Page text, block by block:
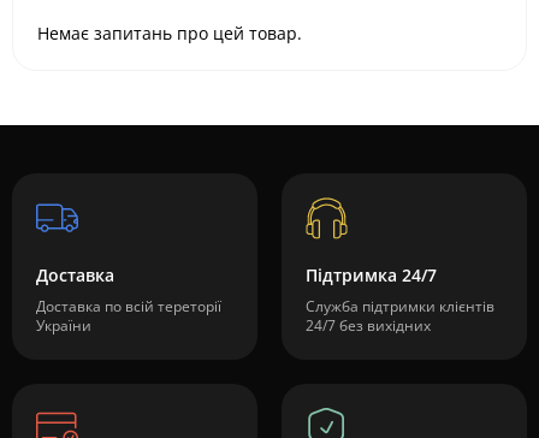
Немає запитань про цей товар.
Доставка
Доставка по всій тереторії
України
Підтримка 24/7
Служба підтримки клієнтів
24/7 без вихідних